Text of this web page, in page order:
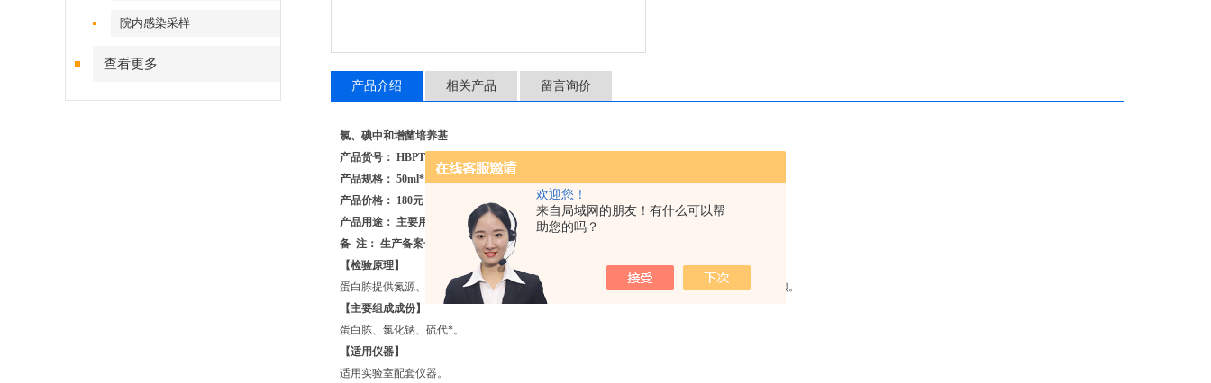
欢迎您！
来自局域网的朋友！有什么可以帮
助您的吗？
院内感染采样
查看更多
产品介绍 相关产品 留言询价
氯、碘中和增菌培养基
产品货号： HBPT038-50
产品规格： 50ml*10
产品价格： 180元
产品用途： 主要用于含有氯、碘、过氧化物消毒剂样品的增菌培养
备 注： 生产备案号：鲁青食药监械生产备20150002号；
【检验原理】
蛋白胨提供氮源、维生素和生长因子；氯化钠维持均衡的渗透压；硫代*中和消毒剂中的氯和碘。
【主要组成成份】
蛋白胨、氯化钠、硫代*。
【适用仪器】
适用实验室配套仪器。